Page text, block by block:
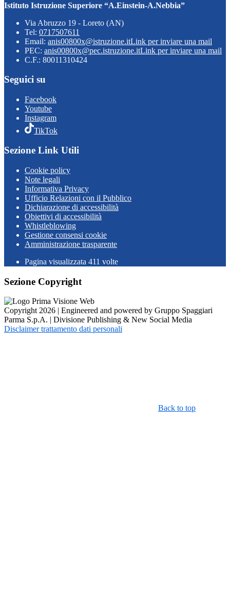
Istituto Istruzione Superiore “A.Einstein-A.Nebbia”
Via Abruzzo 19 - Loreto (AN)
Tel: 0717507611
Email: anis00800x@istruzione.itLink per inviare una mail
PEC: anis00800x@pec.istruzione.itLink per inviare una mail
C.F.: 80011310424
Seguici su
Facebook
Youtube
Instagram
TikTok
Sezione Link Utili
Cookie policy
Note legali
Informativa Privacy
Ufficio Relazioni con il Pubblico
Dichiarazione di accessibilità
Obiettivi di accessibilità
Whistleblowing
Gestione consensi cookie
Amministrazione trasparente
Pagina visualizzata 411 volte
Sezione Copyright
Copyright 2026 | Engineered and powered by Gruppo Spaggiari
Parma S.p.A. | Divisione Publishing & New Social Media
Disclaimer trattamento dati personali
Back to top